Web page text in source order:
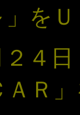
を
２４
Ｒ 」